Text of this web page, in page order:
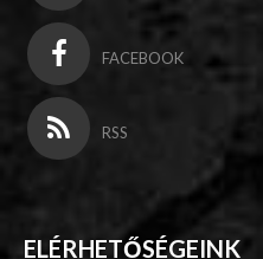
FACEBOOK
RSS
ELÉRHETŐSÉGEINK